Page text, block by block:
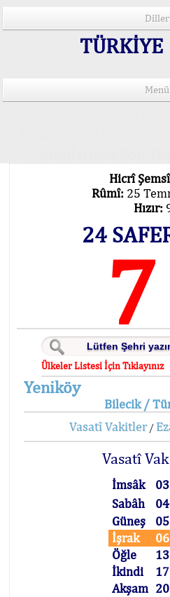
Diller
Menü
Hicrî
Rûmî: 25
Hızır:
24
7
Ülkeler Listesi İçin Tıklayınız
Yeniköy
Bilecik /
Vasatî Vakitler/
Vasatî
İmsâk
Sabâh
Güneş
İşrak
Öğle
İkindi
Akşam